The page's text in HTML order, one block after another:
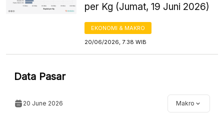
per Kg (Jumat, 19 Juni 2026)
EKONOMI & MAKRO
20/06/2026, 7:38 WIB
Data Pasar
20 June 2026 Makro